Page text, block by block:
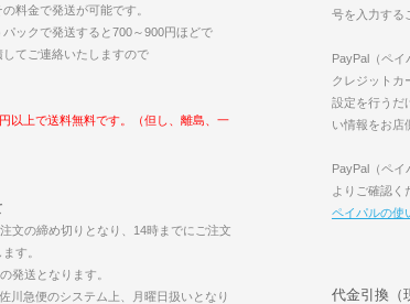
料金で発送が可能です。
ックで発送すると700～900円ほどで
てご連絡いたしますので
以上で送料無料です。（但し、離島、一
文の締め切りとなり、14時までにご注文
す。
発送となります。
川急便のシステム上、月曜日扱いとなり
号を入力する
PayPal（ペイ
クレジットカ
設定を行うだ
い情報をお店
PayPal（ペ
よりご確認く
ペイパルの使
代金引換（